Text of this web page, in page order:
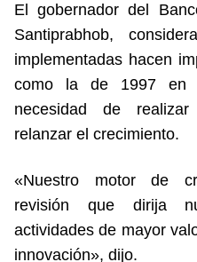
El gobernador del
Santiprabhob,
implementadas hacen
como la de 1997 en
necesidad de
relanzar el crecimiento.
«Nuestro motor de
revisión que dirija
actividades de mayor
innovación», dijo.